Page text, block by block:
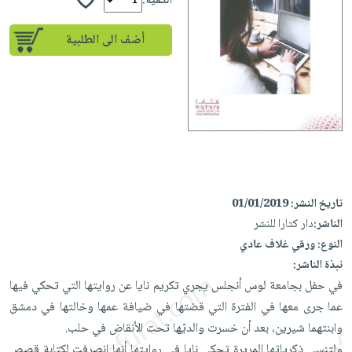
إختياراتنا
كتب
أكاديمية
صندوق
English
iKitab
حدود
أسئلة
يتكرر
طرحها
على
Android
تحميل
iKitab
على
Apple
أسئلة
طرحها
تحميل
masmu3
على
على
Apple
المواضيع
الأكثر
مبيعاً
وسائل
تعليمية
تعليمية
الصحة
والعناية
جديد
العناية
الشخصية
العناية
وتصفيف
الشعر
العناية
بالجسم
والسفرة
جديد
الكل
أواني
الطهي
أدوات
متجر
الهدايا
أقسام
أضف الى الطلبية
تاريخ النشر:01/01/2019
الناشر:دار كتارا للنشر
النوع:ورقي غلاف عادي
نبذة الناشر:
في حفل بجامعة لوس أنجلس يجري تكريم نايا عن روايتها التي تحكي فيها
عما جرى معها في الفترة التي قضتها في ضيافة عمها وخالتها في دمشق
وابنتهما شيرين، بعد أن خسرت والديّها تحت الأنقاض في حلب.